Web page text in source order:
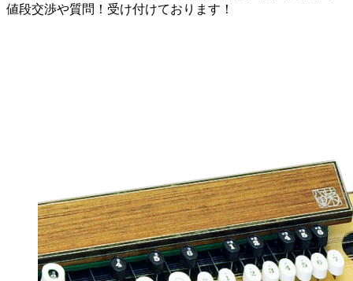
値段交渉や質問！受け付けております！